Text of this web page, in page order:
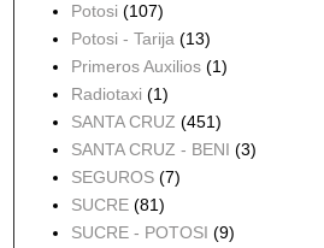
Potosi (107)
Potosi - Tarija (13)
Primeros Auxilios (1)
Radiotaxi (1)
SANTA CRUZ (451)
SANTA CRUZ - BENI (3)
SEGUROS (7)
SUCRE (81)
SUCRE - POTOSI (9)